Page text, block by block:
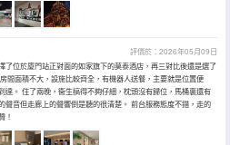
評價於：2026年05月09日
了位於廈門站正對面的如家旗下的莫泰酒店，再三對比後還是選了
間面積不大，設施比較齊全，有機器人送餐，主要就是位置便
達。 住了兩晚，衞生搞得不夠仔細，枕頭沒有歸位，馬桶裏還有
聲音但走廊上的聲響倒是聽的很清楚。 前台服務態度不錯，走的
！